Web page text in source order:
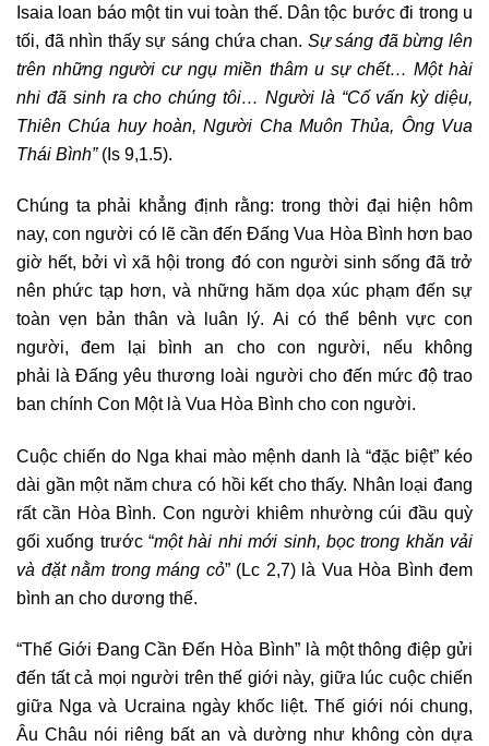
Isaia loan báo một tin vui toàn thế. Dân tộc bước đi trong u
tối, đã nhìn thấy sự sáng chứa chan. Sự sáng đã bừng lên
trên những người cư ngụ miền thâm u sự chết… Một hài
nhi đã sinh ra cho chúng tôi… Người là “Cố vấn kỳ diệu,
Thiên Chúa huy hoàn, Người Cha Muôn Thủa, Ông Vua
Thái Bình”(Is 9,1.5).
Chúng ta phải khẳng định rằng: trong thời đại hiện hôm
nay, con người có lẽ cần đến Ðấng Vua Hòa Bình hơn bao
giờ hết, bởi vì xã hội trong đó con người sinh sống đã trở
nên phức tạp hơn, và những hăm dọa xúc phạm đến sự
toàn vẹn bản thân và luân lý. Ai có thể bênh vực con
người, đem lại bình an cho con người, nếu không
phải là Ðấng yêu thương loài người cho đến mức độ trao
ban chính Con Một là Vua Hòa Bình cho con người.
Cuộc chiến do Nga khai mào mệnh danh là “đặc biệt” kéo
dài gần một năm chưa có hồi kết cho thấy. Nhân loại đang
rất cần Hòa Bình. Con người khiêm nhường cúi đầu quỳ
gối xuống trước “một hài nhi mới sinh, bọc trong khăn vải
và đặt nằm trong máng cỏ” (Lc 2,7) là Vua Hòa Bình đem
bình an cho dương thế.
“Thế Giới Đang Cần Đến Hòa Bình” là một thông điệp gửi
đến tất cả mọi người trên thế giới này, giữa lúc cuộc chiến
giữa Nga và Ucraina ngày khốc liệt. Thế giới nói chung,
Âu Châu nói riêng bất an và dường như không còn dựa